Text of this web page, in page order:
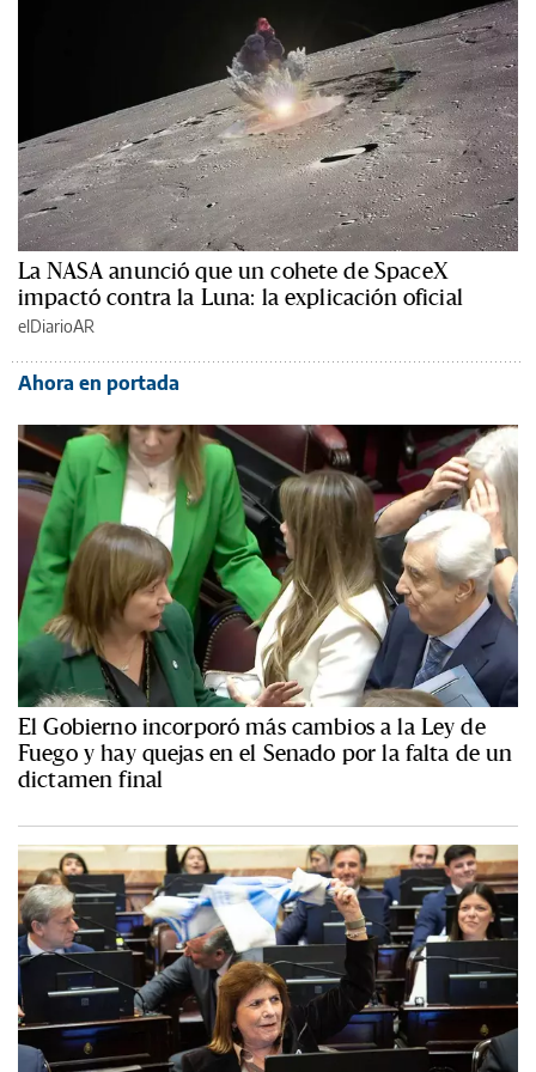
La NASA anunció que un cohete de SpaceX
impactó contra la Luna: la explicación oficial
elDiarioAR
Ahora en portada
El Gobierno incorporó más cambios a la Ley de
Fuego y hay quejas en el Senado por la falta de un
dictamen final